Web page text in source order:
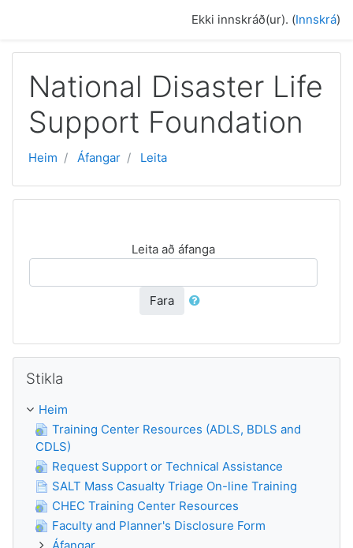
Ekki innskráð(ur). (Innskrá)
National Disaster Life
Support Foundation
Heim Áfangar Leita
Leita að áfanga
Fara
Stikla
Heim
Training Center Resources (ADLS, BDLS and
CDLS)
Request Support or Technical Assistance
SALT Mass Casualty Triage On-line Training
CHEC Training Center Resources
Faculty and Planner's Disclosure Form